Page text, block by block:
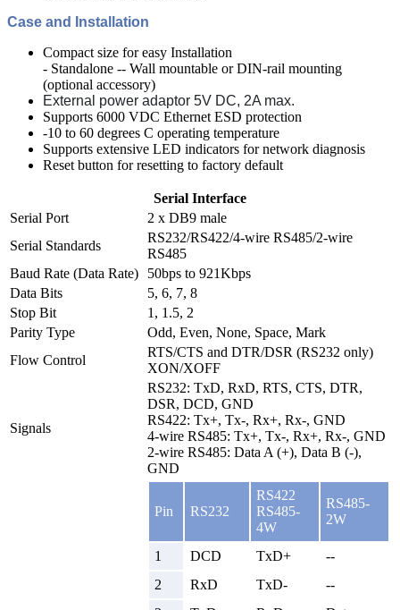
Case and Installation
Compact size for easy Installation
- Standalone -- Wall mountable or DIN-rail mounting
(optional accessory)
External power adaptor 5V DC, 2A max.
Supports 6000 VDC Ethernet ESD protection
-10 to 60 degrees C operating temperature
Supports extensive LED indicators for network diagnosis
Reset button for resetting to factory default
Serial Interface
Serial Port
2 x DB9 male
Serial Standards
RS232/RS422/4-wire RS485/2-wire
RS485
Baud Rate (Data Rate)
50bps to 921Kbps
Data Bits
5, 6, 7, 8
Stop Bit
1, 1.5, 2
Parity Type
Odd, Even, None, Space, Mark
Flow Control
RTS/CTS and DTR/DSR (RS232 only)
XON/XOFF
Signals
RS232: TxD, RxD, RTS, CTS, DTR,
DSR, DCD, GND
RS422: Tx+, Tx-, Rx+, Rx-, GND
4-wire RS485: Tx+, Tx-, Rx+, Rx-, GND
2-wire RS485: Data A (+), Data B (-),
GND
Pin RS232
RS422
RS485-
4W
RS485-
2W
1 DCD TxD+
--
2
RxD TxD-
--